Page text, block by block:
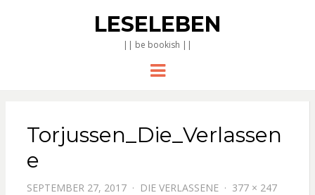
LESELEBEN
|| be bookish ||
Menu
Torjussen_Die_Verlassen
e
SEPTEMBER 27, 2017 DIE VERLASSENE 377 × 247